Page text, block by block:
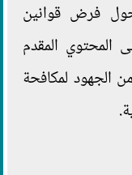
فرض قوانين
المحتوي المقدم
الجهود لمكافحة